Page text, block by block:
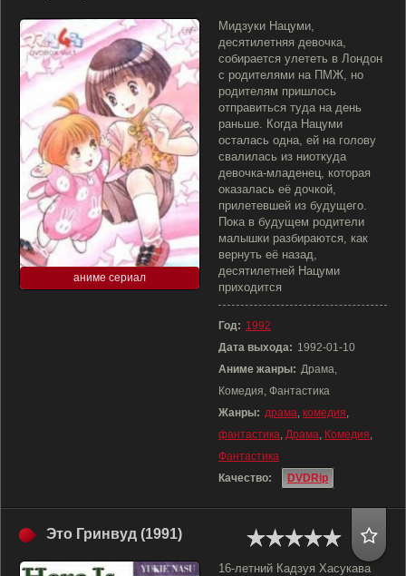
аниме сериал
Мидзуки Нацуми,
десятилетняя девочка,
собирается улететь в Лондон
с родителями на ПМЖ, но
родителям пришлось
отправиться туда на день
раньше. Когда Нацуми
осталась одна, ей на голову
свалилась из ниоткуда
девочка-младенец, которая
оказалась её дочкой,
прилетевшей из будущего.
Пока в будущем родители
малышки разбираются, как
вернуть её назад,
десятилетней Нацуми
приходится
Год: 1992
Дата выхода: 1992-01-10
Аниме жанры: Драма,
Комедия, Фантастика
Жанры: драма, комедия,
фантастика, Драма, Комедия,
Фантастика
Качество:
DVDRip
Это Гринвуд (1991)
16-летний Кадзуя Хасукава